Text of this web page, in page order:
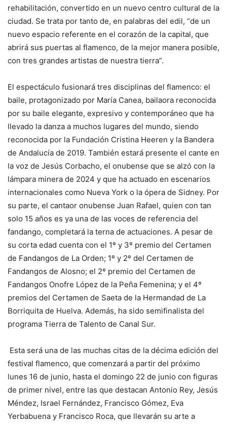
rehabilitación, convertido en un nuevo centro cultural de la
ciudad. Se trata por tanto de, en palabras del edil, “de un
nuevo espacio referente en el corazón de la capital, que
abrirá sus puertas al flamenco, de la mejor manera posible,
con tres grandes artistas de nuestra tierra”.
El espectáculo fusionará tres disciplinas del flamenco: el
baile, protagonizado por María Canea, bailaora reconocida
por su baile elegante, expresivo y contemporáneo que ha
llevado la danza a muchos lugares del mundo, siendo
reconocida por la Fundación Cristina Heeren y la Bandera
de Andalucía de 2019. También estará presente el cante en
la voz de Jesús Corbacho, el onubense que se alzó con la
lámpara minera de 2024 y que ha actuado en escenarios
internacionales como Nueva York o la ópera de Sidney. Por
su parte, el cantaor onubense Juan Rafael, quien con tan
solo 15 años es ya una de las voces de referencia del
fandango, completará la terna de actuaciones. A pesar de
su corta edad cuenta con el 1º y 3º premio del Certamen
de Fandangos de La Orden; 1º y 2º del Certamen de
Fandangos de Alosno; el 2º premio del Certamen de
Fandangos Onofre López de la Peña Femenina; y el 4º
premios del Certamen de Saeta de la Hermandad de La
Borriquita de Huelva. Además, ha sido semifinalista del
programa Tierra de Talento de Canal Sur.
Esta será una de las muchas citas de la décima edición del
festival flamenco, que comenzará a partir del próximo
lunes 16 de junio, hasta el domingo 22 de junio con figuras
de primer nivel, entre las que destacan Antonio Rey, Jesús
Méndez, Israel Fernández, Francisco Gómez, Eva
Yerbabuena y Francisco Roca, que llevarán su arte a